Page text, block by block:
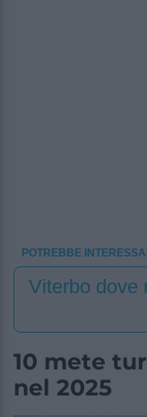
POTREBBE
Viterbo dove
10 mete
nel 2025